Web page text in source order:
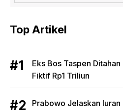
Top Artikel
Eks Bos Taspen
Fiktif Rp1 Triliun
Prabowo Jelaskan